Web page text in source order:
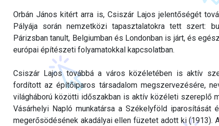
Orbán János kitért arra is, Csiszár Lajos jelentőségét
Pályája során nemzetközi tapasztalatokra tett szert:
Párizsban tanult, Belgiumban és Londonban is járt, és
európai építészeti folyamatokkal kapcsolatban.
Csiszár Lajos továbbá a város közéletében is aktív
fordított az építőiparos társadalom megszervezésére,
világháború közötti időszakban is aktív közéleti szereplő
Vásárhelyi Napló munkatársa a Székelyföld
megerősödésének akadályai ellen füzetet adott ki (1913).